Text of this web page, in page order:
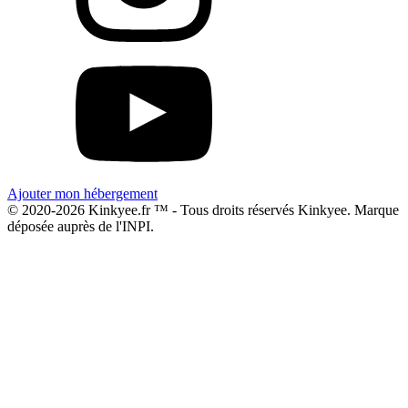
Ajouter mon hébergement
© 2020-2026 Kinkyee.fr ™ - Tous droits réservés Kinkyee. Marque
déposée auprès de l'INPI.